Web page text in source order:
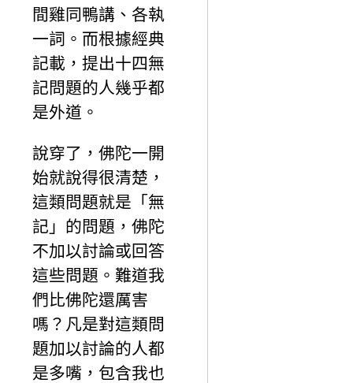
間雞同鴨講、各執
一詞。而根據經典
記載，提出十四無
記問題的人幾乎都
是外道。
說穿了，佛陀一開
始就說得很清楚，
這類問題就是「無
記」的問題，佛陀
不加以討論或回答
這些問題。難道我
們比佛陀還厲害
嗎？凡是對這類問
題加以討論的人都
是多嘴，包含我也